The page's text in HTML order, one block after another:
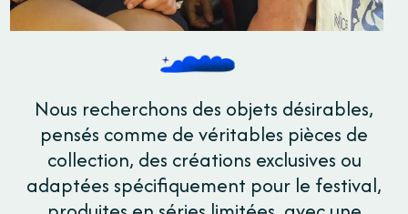
Nous recherchons des objets désirables,
pensés comme de véritables pièces de
collection, des créations exclusives ou
adaptées spécifiquement pour le festival,